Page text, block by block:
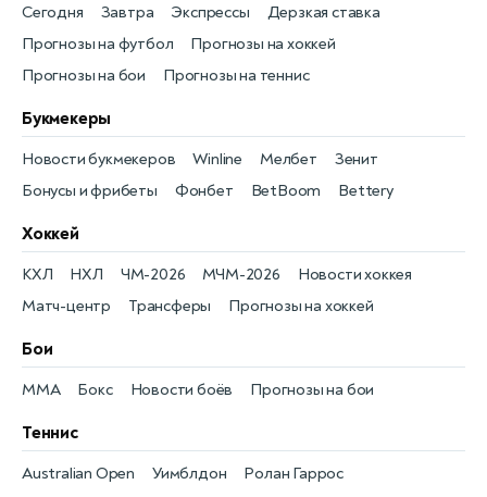
Прогнозы на футбол
Сегодня
Прогнозы на хоккей
Завтра
Прогнозы на бои
Экспрессы
Прогнозы на теннис
Дерзкая ставка
Букмекеры
Бонусы и фрибеты
Новости букмекеров
Фонбет
Winline
BetBoom
Мелбет
Bettery
Зенит
Хоккей
Новости хоккея
КХЛ
Матч-центр
НХЛ
Трансферы
ЧМ-2026
Прогнозы на хоккей
МЧМ-2026
Бои
Новости боёв
MMA Прогнозы на бои
Бокс
Теннис
Australian Open
Уимблдон
Ролан Гаррос